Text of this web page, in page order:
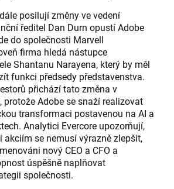
posilují změny ve vedení
ředitel Dan Durn opustí Adobe
do společnosti Marvell
firma hledá nástupce
Shantanu Narayena, který by měl
funkci předsedy představenstva.
přichází tato změna v
protože Adobe se snaží realizovat
transformaci postavenou na AI a
Analytici Evercore upozorňují,
akciím se nemusí výrazně zlepšit,
nový CEO a CFO a
úspěšně naplňovat
společnosti.